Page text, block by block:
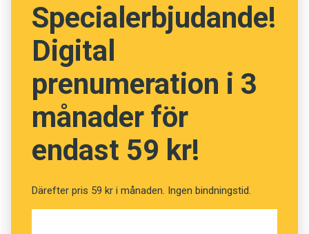
Specialerbjudande!
Digital
prenumeration i 3
månader för
endast 59 kr!
Därefter pris 59 kr i månaden. Ingen bindningstid.